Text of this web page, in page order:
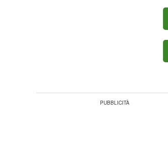
Le previsioni
febbraio parlano di entrate e uscite. A
smuoverà qualcosa a livello finanziario.
giornata con il piede giusto e di essere più